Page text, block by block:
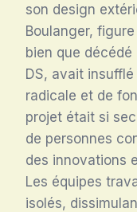
son design
Boulanger,
bien que
DS, avait
radicale et de
projet était si
de personnes
des innovations
Les équipes
isolés,